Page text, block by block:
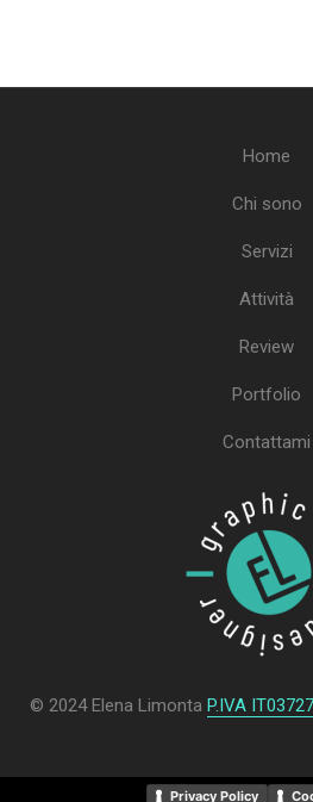
Home
Chi sono
Servizi
Attività
Review
Portfolio
Contattami
© 2024 Elena Limonta P.IVA
Privacy Policy